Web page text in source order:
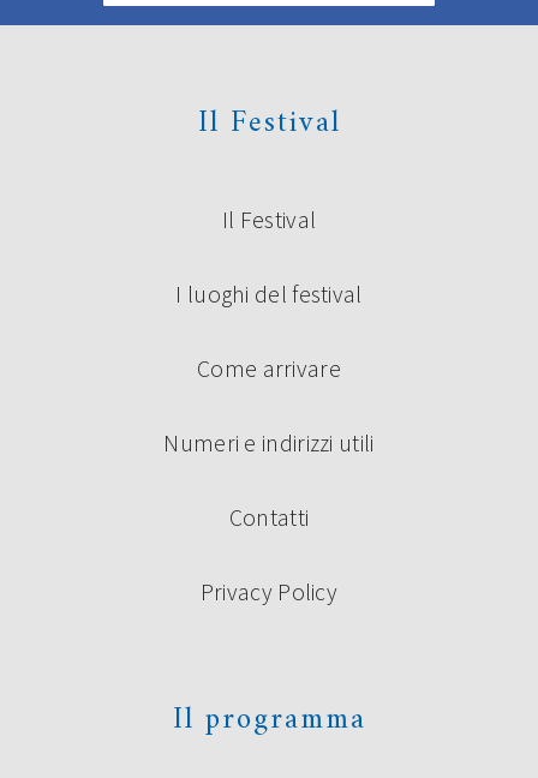
Il Festival
Il Festival
I luoghi del festival
Come arrivare
Numeri e indirizzi utili
Contatti
Privacy Policy
Il programma